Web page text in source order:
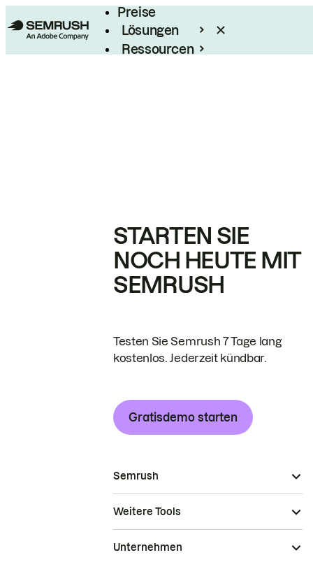
Preise
Lösungen
Ressourcen
STARTEN SIE
NOCH HEUTE MIT
SEMRUSH
Testen Sie Semrush 7 Tage lang
kostenlos. Jederzeit kündbar.
Gratisdemo starten
Semrush
Weitere Tools
Unternehmen